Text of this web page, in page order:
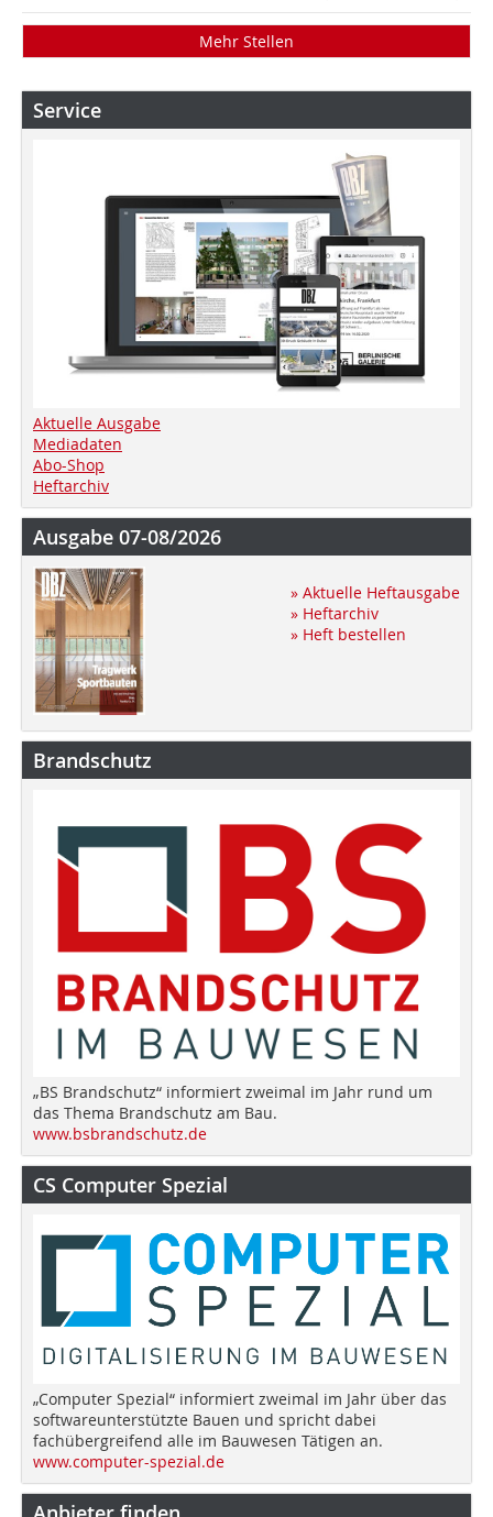
Mehr Stellen
Service
Aktuelle Ausgabe
Mediadaten
Abo-Shop
Heftarchiv
Ausgabe 07-08/2026
» Aktuelle Heftausgabe
» Heftarchiv
» Heft bestellen
Brandschutz
„BS Brandschutz“ informiert zweimal im Jahr rund um
das Thema Brandschutz am Bau.
www.bsbrandschutz.de
CS Computer Spezial
„Computer Spezial“ informiert zweimal im Jahr über das
softwareunterstützte Bauen und spricht dabei
fachübergreifend alle im Bauwesen Tätigen an.
www.computer-spezial.de